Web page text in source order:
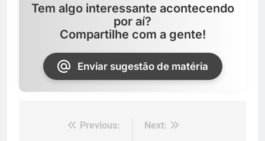
Tem algo interessante acontecendo
por aí?
Compartilhe com a gente!
Enviar sugestão de matéria
Navegação
Previous:
Next: